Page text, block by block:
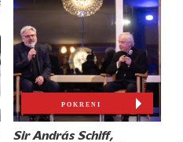
POKRENI
Sir András Schiff,